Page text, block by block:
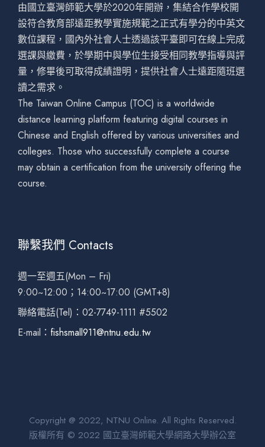
由國立臺灣師範大學於2020年開辦，集結合作學校開
設符合教育部遠距教學實施規範之正式有學分的中英文
數位課程，國內外社會人士透過該平臺即可在線上完成
選課與繳費，於學期中與學位生接受相同教學指導與評
量，修畢後可取得成績證明，提供社會人士遠距隨班選
讀之需求。
The Taiwan Online Campus (TOC) is a worldwide
distance learning platform featuring digital courses in
Chinese and English offered by various universities and
colleges. Those who successfully complete a course
may obtain a certification from the university offering the
course.
聯繫我們 Contacts
週一至週五(Mon – Fri)
9:00~12:00；14:00~17:00 (GMT+8)
聯絡電話(Tel)：02-7749-1111 #5502
E-mail： fishsmall911@ntnu.edu.tw
Copyright @ 2022, NTNU Online. All Rights Reserved.
版權所有 © 2022 國立臺灣師範大學網路大學辦公室